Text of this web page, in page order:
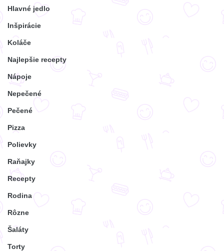
Hlavné jedlo
Inšpirácie
Koláče
Najlepšie recepty
Nápoje
Nepečené
Pečené
Pizza
Polievky
Raňajky
Recepty
Rodina
Rôzne
Šaláty
Torty